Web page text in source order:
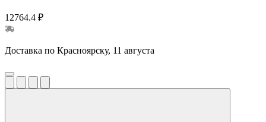
12764.4 ₽
Доставка по Красноярску, 11 августа